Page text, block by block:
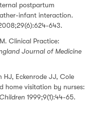
postpartum
infant interaction.
643.
Clinical Practice:
Journal of Medicine
HJ, Eckenrode JJ, Cole
home visitation by nurses:
1999;9(1):44-65.